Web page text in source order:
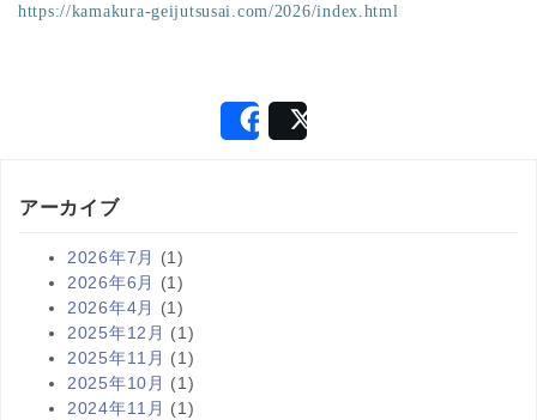
https://kamakura-geijutsusai.com/2026/index.html
Share
アーカイブ
2026年7月
(1)
2026年6月
(1)
2026年4月
(1)
2025年12月 (1)
2025年11月 (1)
2025年10月 (1)
2024年11月 (1)